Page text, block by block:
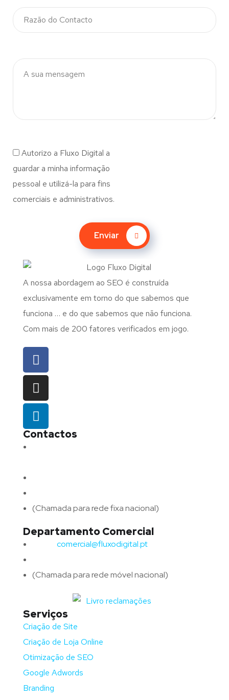
Autorizo a Fluxo Digital a
guardar a minha informação
pessoal e utilizá-la para fins
comerciais e administrativos.
Enviar
A nossa abordagem ao SEO é construída
exclusivamente em torno do que sabemos que
funciona … e do que sabemos que não funciona.
Com mais de 200 fatores verificados em jogo.
Contactos
(Chamada para rede fixa nacional)
Departamento Comercial
comercial@fluxodigital.pt
(Chamada para rede móvel nacional)
Serviços
Criação de Site
Criação de Loja Online
Otimização de SEO
Google Adwords
Branding